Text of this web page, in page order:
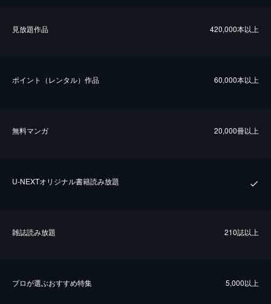
⾒放題作品 420,000本以上
ポイント（レンタル）作品 60,000本以上
無料マンガ 20,000冊以上
U-NEXTオリジナル書籍読み放題
雑誌読み放題 210誌以上
プロが選ぶおすすめ特集 5,000以上